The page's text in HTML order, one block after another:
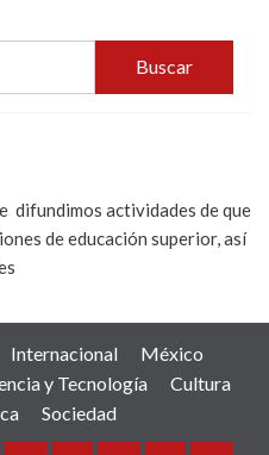
difundimos actividades de que
de educación superior, así
Internacional
México
y Tecnología
Cultura
Sociedad